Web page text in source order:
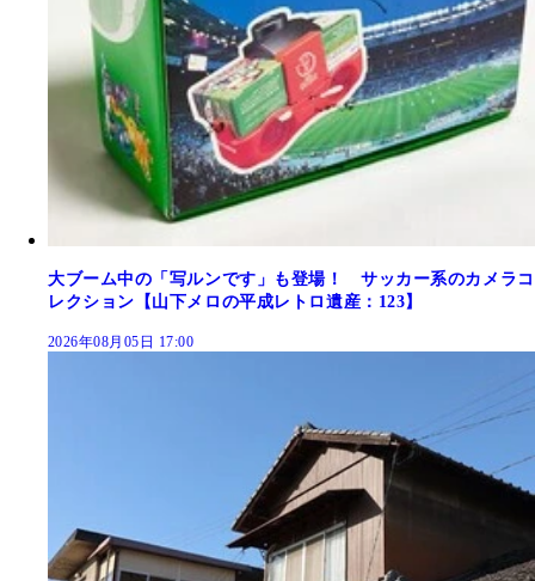
大ブーム中の「写ルンです」も登場！ サッカー系のカメラコ
レクション【山下メロの平成レトロ遺産：123】
2026年08月05日 17:00